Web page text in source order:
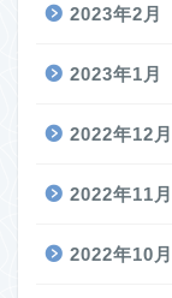
2023年2月
2023年1月
2022年12月
2022年11月
2022年10月